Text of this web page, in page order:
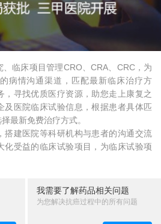
临床项目管理CRO、CRA、CRC，为
病情沟通渠道，匹配最新临床治疗方
，寻找优质医疗资源，助您走上康复之
及医院临床试验信息，根据患者具体匹
最新免费治疗方式。
搭建医院等科研机构与患者的沟通交流
化受益的临床试验项目，为临床试验项
我需要了解药品相关问题
为您解决抗癌过程中的所有问题